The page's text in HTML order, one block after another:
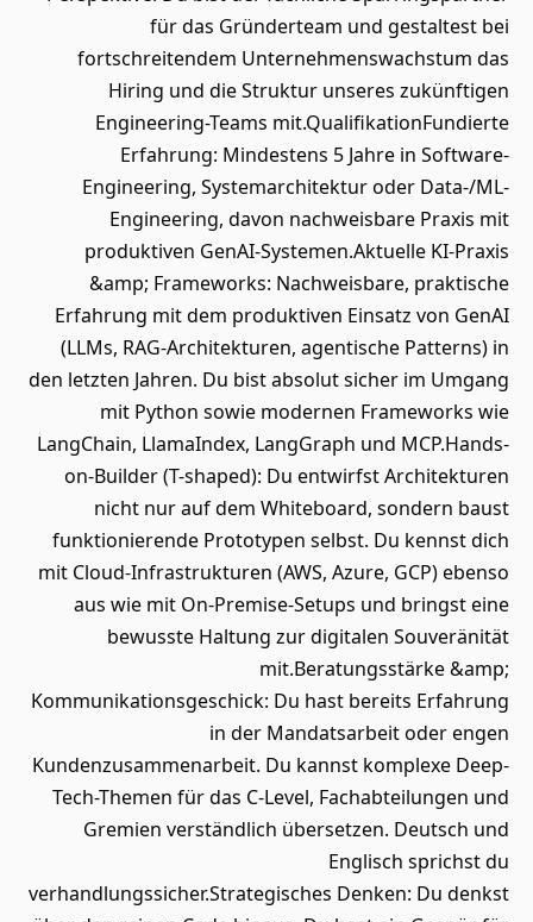
für das Gründerteam und gestaltest bei
fortschreitendem Unternehmenswachstum das
Hiring und die Struktur unseres zukünftigen
Engineering-Teams mit.QualifikationFundierte
Erfahrung: Mindestens 5 Jahre in Software-
Engineering, Systemarchitektur oder Data-/ML-
Engineering, davon nachweisbare Praxis mit
produktiven GenAI-Systemen.Aktuelle KI-Praxis
&amp; Frameworks: Nachweisbare, praktische
Erfahrung mit dem produktiven Einsatz von GenAI
(LLMs, RAG-Architekturen, agentische Patterns) in
den letzten Jahren. Du bist absolut sicher im Umgang
mit Python sowie modernen Frameworks wie
LangChain, LlamaIndex, LangGraph und MCP.Hands-
on-Builder (T-shaped): Du entwirfst Architekturen
nicht nur auf dem Whiteboard, sondern baust
funktionierende Prototypen selbst. Du kennst dich
mit Cloud-Infrastrukturen (AWS, Azure, GCP) ebenso
aus wie mit On-Premise-Setups und bringst eine
bewusste Haltung zur digitalen Souveränität
mit.Beratungsstärke &amp;
Kommunikationsgeschick: Du hast bereits Erfahrung
in der Mandatsarbeit oder engen
Kundenzusammenarbeit. Du kannst komplexe Deep-
Tech-Themen für das C-Level, Fachabteilungen und
Gremien verständlich übersetzen. Deutsch und
Englisch sprichst du
verhandlungssicher.Strategisches Denken: Du denkst